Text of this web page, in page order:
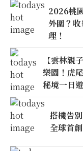
2026桃
外圍？
理！
【雲林親
樂園！虎
秘境一日
搭機告
全球首